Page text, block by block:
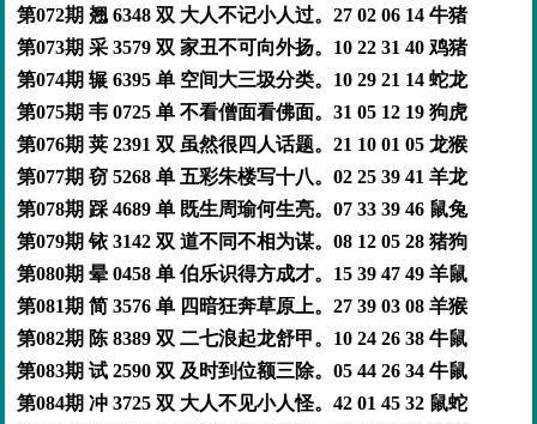
第072期 翘 6348 双 大人不记小人过。27 02 06 14 牛猪
第073期 采 3579 双 家丑不可向外扬。10 22 31 40 鸡猪
第074期 辗 6395 单 空间大三圾分类。10 29 21 14 蛇龙
第075期 韦 0725 单 不看僧面看佛面。31 05 12 19 狗虎
第076期 荚 2391 双 虽然很四人话题。21 10 01 05 龙猴
第077期 窃 5268 单 五彩朱楼写十八。02 25 39 41 羊龙
第078期 踩 4689 单 既生周瑜何生亮。07 33 39 46 鼠兔
第079期 铱 3142 双 道不同不相为谋。08 12 05 28 猪狗
第080期 晕 0458 单 伯乐识得方成才。15 39 47 49 羊鼠
第081期 简 3576 单 四暗狂奔草原上。27 39 03 08 羊猴
第082期 陈 8389 双 二七浪起龙舒甲。10 24 26 38 牛鼠
第083期 试 2590 双 及时到位额三除。05 44 26 34 牛鼠
第084期 冲 3725 双 大人不见小人怪。42 01 45 32 鼠蛇